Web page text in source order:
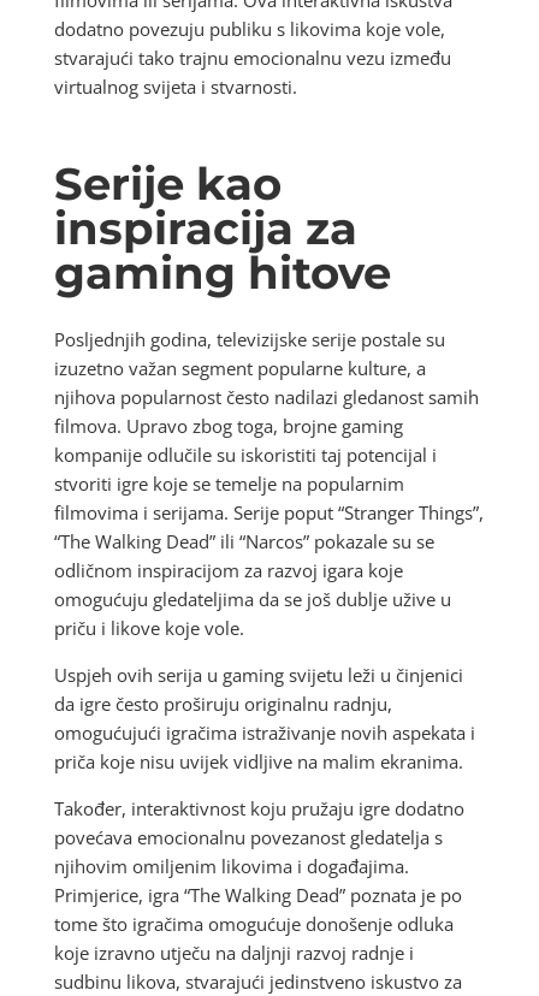
dodatno povezuju publiku s likovima koje vole,
stvarajući tako trajnu emocionalnu vezu između
virtualnog svijeta i stvarnosti.
Serije kao
inspiracija za
gaming hitove
Posljednjih godina, televizijske serije postale su
izuzetno važan segment popularne kulture, a
njihova popularnost često nadilazi gledanost samih
filmova. Upravo zbog toga, brojne gaming
kompanije odlučile su iskoristiti taj potencijal i
stvoriti igre koje se temelje na popularnim
filmovima i serijama. Serije poput “Stranger Things”,
“The Walking Dead” ili “Narcos” pokazale su se
odličnom inspiracijom za razvoj igara koje
omogućuju gledateljima da se još dublje užive u
priču i likove koje vole.
Uspjeh ovih serija u gaming svijetu leži u činjenici
da igre često proširuju originalnu radnju,
omogućujući igračima istraživanje novih aspekata i
priča koje nisu uvijek vidljive na malim ekranima.
Također, interaktivnost koju pružaju igre dodatno
povećava emocionalnu povezanost gledatelja s
njihovim omiljenim likovima i događajima.
Primjerice, igra “The Walking Dead” poznata je po
tome što igračima omogućuje donošenje odluka
koje izravno utječu na daljnji razvoj radnje i
sudbinu likova, stvarajući jedinstveno iskustvo za